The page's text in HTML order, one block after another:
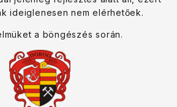
ideiglenesen nem elérhetőek.
a böngészés során.